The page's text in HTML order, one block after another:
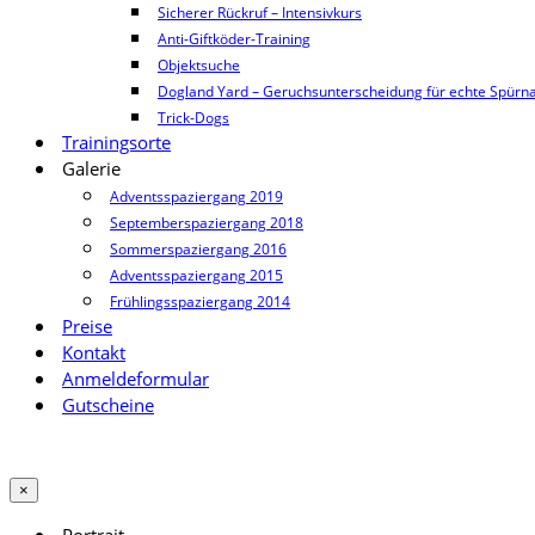
Sicherer Rückruf – Intensivkurs
Anti-Giftköder-Training
Objektsuche
Dogland Yard – Geruchsunterscheidung für echte
Trick-Dogs
Trainingsorte
Galerie
Adventsspaziergang 2019
Septemberspaziergang 2018
Sommerspaziergang 2016
Adventsspaziergang 2015
Frühlingsspaziergang 2014
Preise
Kontakt
Anmeldeformular
Gutscheine
×